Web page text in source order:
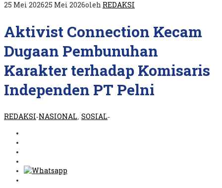
25 Mei 202625 Mei 2026oleh REDAKSI
Aktivist Connection Kecam
Dugaan Pembunuhan
Karakter terhadap Komisaris
Independen PT Pelni
REDAKSI-NASIONAL SOSIAL-